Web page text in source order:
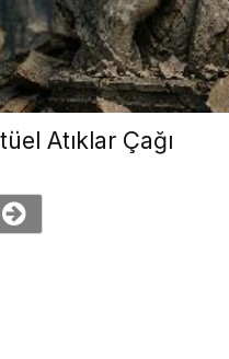
Atıklar Çağı